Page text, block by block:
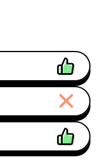
és
Intézet
508 444/ 88266